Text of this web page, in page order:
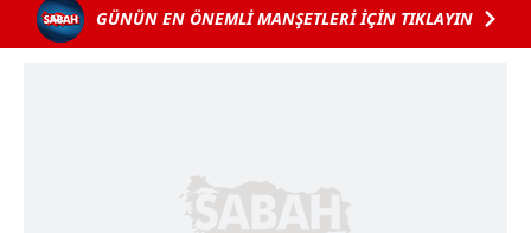
GÜNÜN EN ÖNEMLİ MANŞETLERİ İÇİN TIKLAYIN